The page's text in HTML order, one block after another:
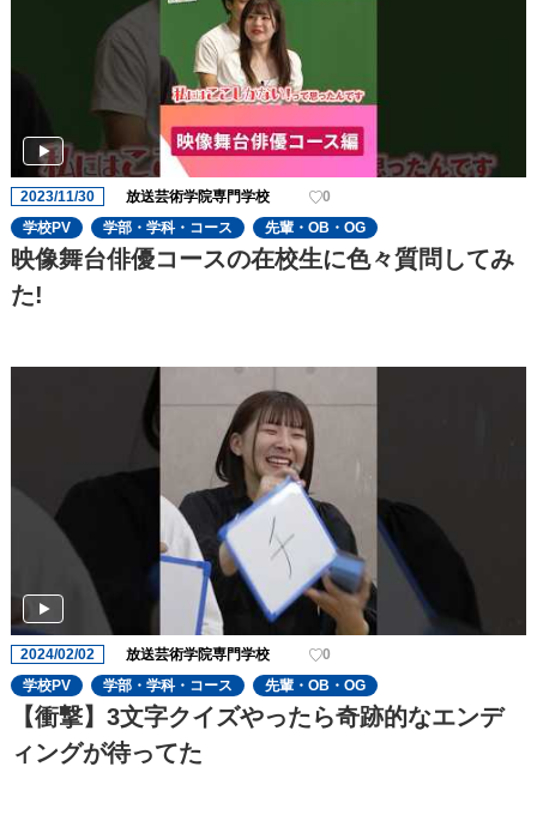
2023/11/30 放送芸術学院専門学校
0
学校PV
学部・学科・コース 先輩・OB・OG
映像舞台俳優コースの在校生に色々質問してみ
た!
2024/02/02 放送芸術学院専門学校
0
学校PV
学部・学科・コース 先輩・OB・OG
【衝撃】3文字クイズやったら奇跡的なエンデ
ィングが待ってた